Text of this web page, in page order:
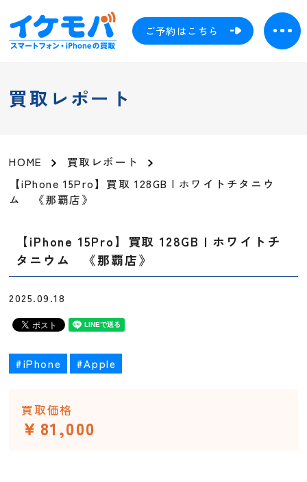
ご予約はこちら
買取レポート
HOME
買取レポート
【iPhone 15Pro】買取 128GB | ホワイトチタニウ
ム 《那覇店》
【iPhone 15Pro】買取 128GB | ホワイトチ
タニウム 《那覇店》
2025.09.18
#iPhone #Apple
買取価格
￥81,000